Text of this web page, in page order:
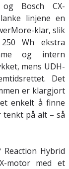
og Bosch CX-
linjene en
klar, slik
Wh ekstra
og intern
mens UDH-
Det
er klargjort
enkelt å finne
på alt – så
Hybrid
motor med et